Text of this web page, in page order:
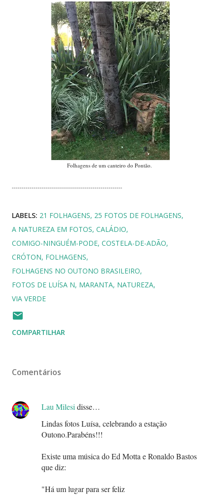
Folhagens de um canteiro do Pontão.
--------------------------------------------------------
LABELS: 21 FOLHAGENS 25 FOTOS DE FOLHAGENS
A NATUREZA EM FOTOS CALÁDIO
COMIGO-NINGUÉM-PODE COSTELA-DE-ADÃO
CRÓTON FOLHAGENS
FOLHAGENS NO OUTONO BRASILEIRO
FOTOS DE LUÍSA N MARANTA NATUREZA
VIA VERDE
COMPARTILHAR
Comentários
Lau Milesi disse…
Lindas fotos Luísa, celebrando a estação
Outono.Parabéns!!!
Existe uma música do Ed Motta e Ronaldo Bastos
que diz:
"Há um lugar para ser feliz